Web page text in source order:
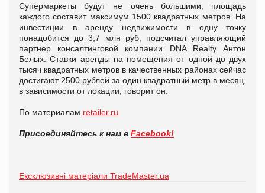
Супермаркеты будут не очень большими, площадь
каждого составит максимум 1500 квадратных метров. На
инвестиции в аренду недвижимости в одну точку
понадобится до 3,7 млн руб, подсчитал управляющий
партнер консалтинговой компании DNA Realty Антон
Белых. Ставки аренды на помещения от одной до двух
тысяч квадратных метров в качественных районах сейчас
достигают 2500 рублей за один квадратный метр в месяц,
в зависимости от локации, говорит он.
По материалам retailer.ru
Присоединяйтесь к нам в Facebook!
Ексклюзивні матеріали TradeMaster.ua